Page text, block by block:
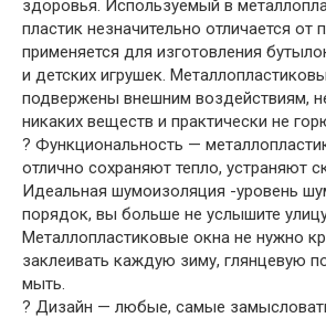
здоровья. Используемый в
пластик незначительно отличается от
применяется для изготовления
и детских игрушек.
подвержены внешним воздействиям,
никаких веществ и практически не
? Функциональность —
отлично сохраняют тепло, устраняют
Идеальная шумоизоляция -уровень
порядок, вы больше не услышите
Металлопластиковые окна не нужно
заклеивать каждую зиму, глянцевую
мыть.
? Дизайн — любые, самые